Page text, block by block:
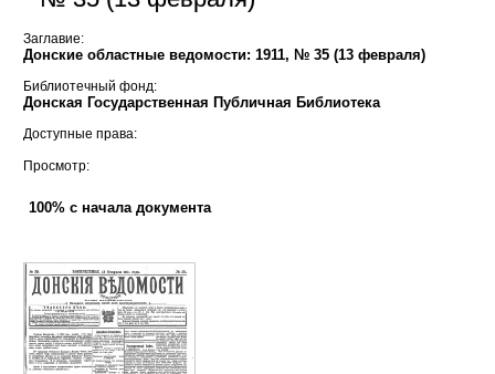
Заглавие:
Донские областные ведомости: 1911, № 35 (13 февраля)
Библиотечный фонд:
Донская Государственная Публичная Библиотека
Доступные права:
Просмотр:
100% с начала документа